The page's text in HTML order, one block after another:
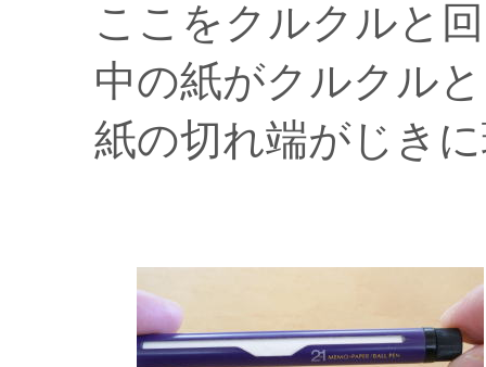
ここをクルクルと
中の紙がクルクル
紙の切れ端がじき